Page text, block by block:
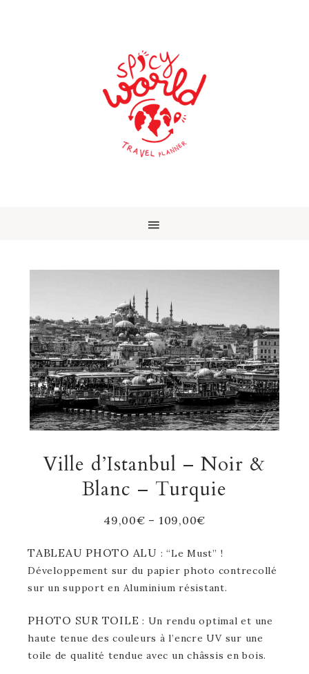
Ville d’Istanbul – Noir &
Blanc – Turquie
49,00€ – 109,00€
TABLEAU PHOTO ALU : “Le Must” !
Développement sur du papier photo contrecollé
sur un support en Aluminium résistant.
PHOTO SUR TOILE : Un rendu optimal et une
haute tenue des couleurs à l’encre UV sur une
toile de qualité tendue avec un châssis en bois.